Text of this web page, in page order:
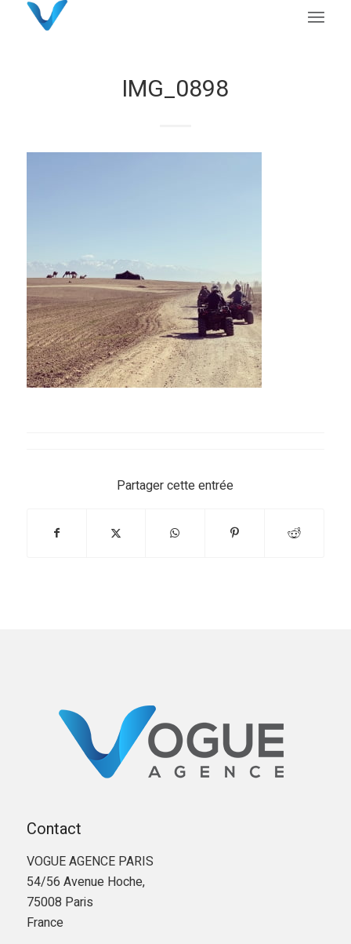
IMG_0898
Partager cette entrée
Contact
VOGUE AGENCE PARIS
54/56 Avenue Hoche,
75008 Paris
France